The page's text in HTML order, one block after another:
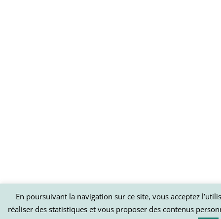
En poursuivant la navigation sur ce site, vous acceptez
réaliser des statistiques et vous proposer des contenus